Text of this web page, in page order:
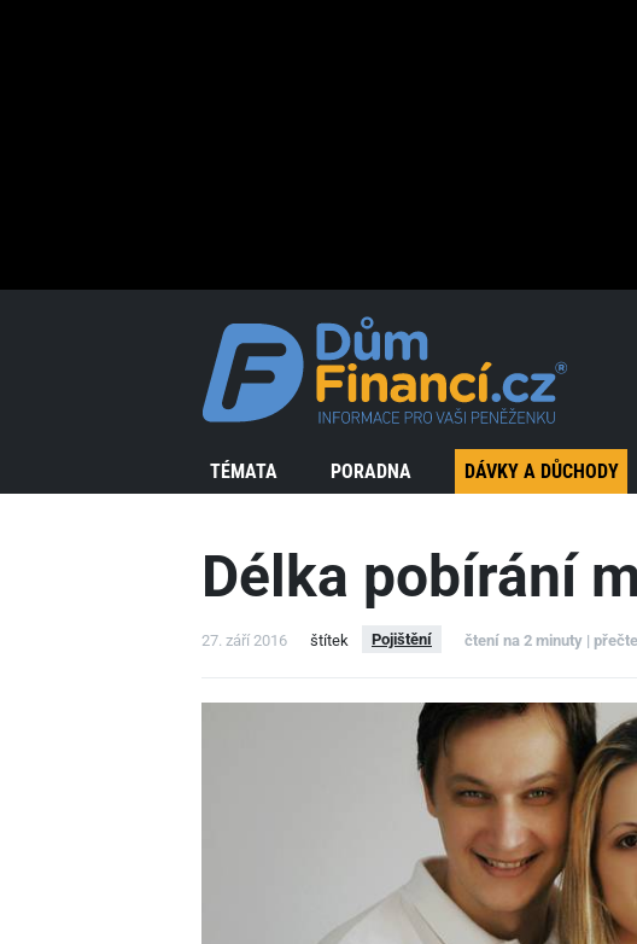
TÉMATA PORADNA DÁVKY A DŮCHODY
Délka pobírání
27. září 2016 štítek Pojištění čtení na 2 minuty |